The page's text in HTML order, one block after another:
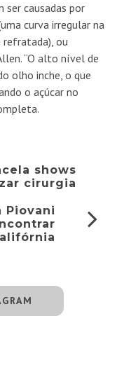
ser causadas por
curva irregular na
ou
“O alto nível de
olho inche, o que
o açúcar no
shows
cirurgia
Piovani